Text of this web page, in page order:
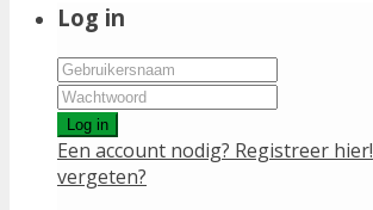
Log in
Log in
Een account nodig? Registreer hier!
vergeten?